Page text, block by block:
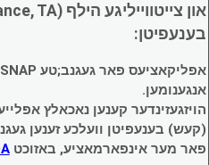
בענעפיטן:
אנגענומען.
(קעש) בענעפיטן וועלכע זענען
פאר מער אינפארמאציע, באזוכט